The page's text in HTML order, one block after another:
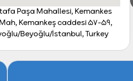
Paşa Mahallesi, Kemankes
Kemankeş caddesi 57-59,
Beyoğlu/İstanbul, Turkey